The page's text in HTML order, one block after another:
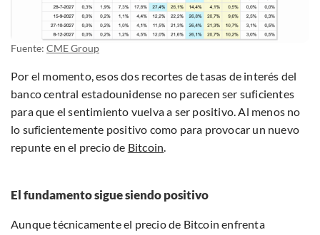
Fuente: CME Group
Por el momento, esos dos recortes de tasas de interés del
banco central estadounidense no parecen ser suficientes
para que el sentimiento vuelva a ser positivo. Al menos no
lo suficientemente positivo como para provocar un nuevo
repunte en el precio de Bitcoin.
El fundamento sigue siendo positivo
Aunque técnicamente el precio de Bitcoin enfrenta